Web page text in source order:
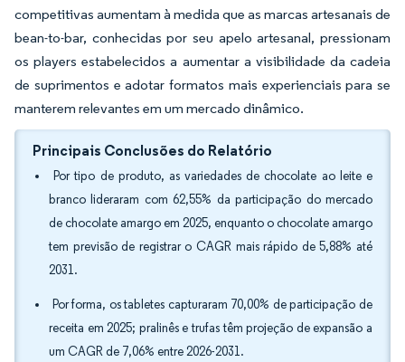
competitivas aumentam à medida que as marcas artesanais de
bean-to-bar, conhecidas por seu apelo artesanal, pressionam
os players estabelecidos a aumentar a visibilidade da cadeia
de suprimentos e adotar formatos mais experienciais para se
manterem relevantes em um mercado dinâmico.
Principais Conclusões do Relatório
Por tipo de produto, as variedades de chocolate ao leite e
branco lideraram com 62,55% da participação do mercado
de chocolate amargo em 2025, enquanto o chocolate amargo
tem previsão de registrar o CAGR mais rápido de 5,88% até
2031.
Por forma, os tabletes capturaram 70,00% de participação de
receita em 2025; pralinês e trufas têm projeção de expansão a
um CAGR de 7,06% entre 2026-2031.